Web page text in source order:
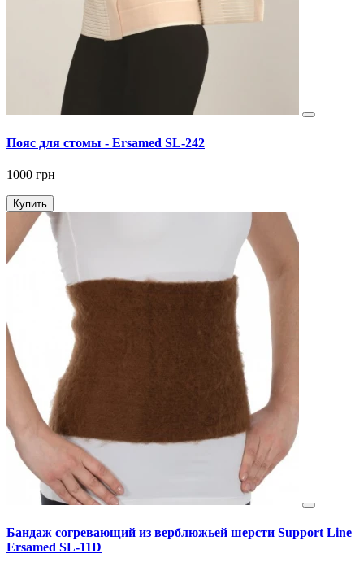
Пояс для стомы - Ersamed SL-242
1000 грн
Купить
Бандаж согревающий из верблюжьей шерсти Support Line
Ersamed SL-11D